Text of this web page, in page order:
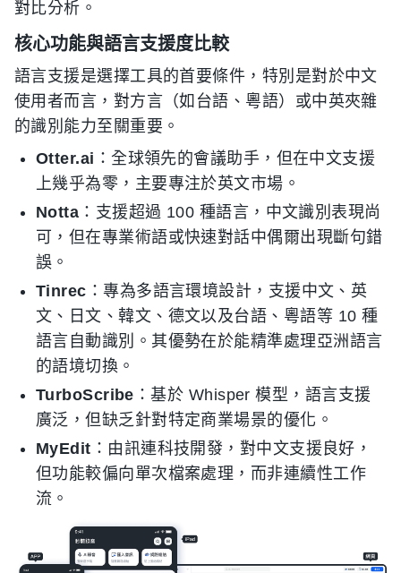
對比分析。
核心功能與語言支援度比較
語言支援是選擇工具的首要條件，特別是對於中文
使用者而言，對方言（如台語、粵語）或中英夾雜
的識別能力至關重要。
Otter.ai ：全球領先的會議助手，但在中文支援
上幾乎為零，主要專注於英文市場。
Notta ：支援超過 100 種語言，中文識別表現尚
可，但在專業術語或快速對話中偶爾出現斷句錯
誤。
Tinrec ：專為多語言環境設計，支援中文、英
文、日文、韓文、德文以及台語、粵語等 10 種
語言自動識別。其優勢在於能精準處理亞洲語言
的語境切換。
TurboScribe ：基於 Whisper 模型，語言支援
廣泛，但缺乏針對特定商業場景的優化。
MyEdit ：由訊連科技開發，對中文支援良好，
但功能較偏向單次檔案處理，而非連續性工作
流。